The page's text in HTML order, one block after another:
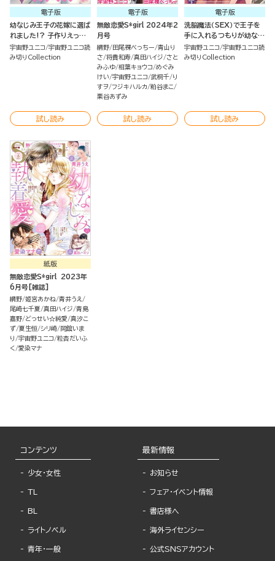
電子版
幼なじみ王子の花嫁に選ば
れました!? 子作りえっち
でたっぷり愛を注がれて
（単話版）
宇宙野ユニコ 宇宙野ユニコ読
み切りCollection
試し読み
電子版
無敵恋愛S*girl 2024年2
月号
網野 田尾裸べっちー 青山り
さ 将貴和寿 真田ハイジ さと
みふゆ 相葉キョウコ めぐみ
けい 宇宙野ユニコ 武桐千 り
すヲ フジキハルカ 粕谷まこ
栗谷あずみ
試し読み
電子版
洗脳魔法（SEX）で王子を
手に入れるつもりが幼なじ
みの従者に迫られています
（単話版）
宇宙野ユニコ 宇宙野ユニコ読
み切りCollection
試し読み
紙版
無敵恋愛S*girl 2023年
6月号[雑誌]
網野 姫宮あかね 青井うえ
尾崎七千夏 真田ハイジ 青島
嘉野 どっせい☆純愛 真汐こ
ず 夏生恒 シリ崎 岡舘いま
り
宇宙野ユニコ 粒杏だいふ
く 愛染マナ
コンテンツ
少女・女性
TL
BL
ライトノベル
青年・一般
最新情報
お知らせ
フェア・イベント情報
書店様へ
海外ライセンシー
公式SNSアカウント